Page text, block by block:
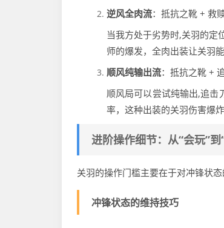
逆风全肉流：抵抗之靴 + 救
当我方处于劣势时,关羽的定
师的爆发，全肉出装让关羽
顺风纯输出流：抵抗之靴 +
顺风局可以尝试纯输出,追击
率，这种出装的关羽伤害爆
进阶操作细节：从“会玩”
关羽的操作门槛主要在于对冲锋状
冲锋状态的维持技巧